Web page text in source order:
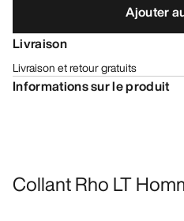
Ajouter
Livraison
Livraison et retour gratuits
Informations sur le produit
Collant Rho LT